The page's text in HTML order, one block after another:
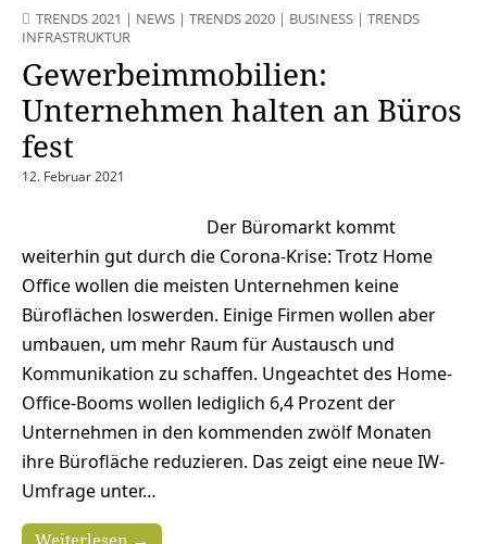
TRENDS 2021 | NEWS | TRENDS 2020 | BUSINESS | TRENDS
INFRASTRUKTUR
Gewerbeimmobilien:
Unternehmen halten an Büros
fest
12. Februar 2021
Der Büromarkt kommt
weiterhin gut durch die Corona-Krise: Trotz Home
Office wollen die meisten Unternehmen keine
Büroflächen loswerden. Einige Firmen wollen aber
umbauen, um mehr Raum für Austausch und
Kommunikation zu schaffen. Ungeachtet des Home-
Office-Booms wollen lediglich 6,4 Prozent der
Unternehmen in den kommenden zwölf Monaten
ihre Bürofläche reduzieren. Das zeigt eine neue IW-
Umfrage unter…